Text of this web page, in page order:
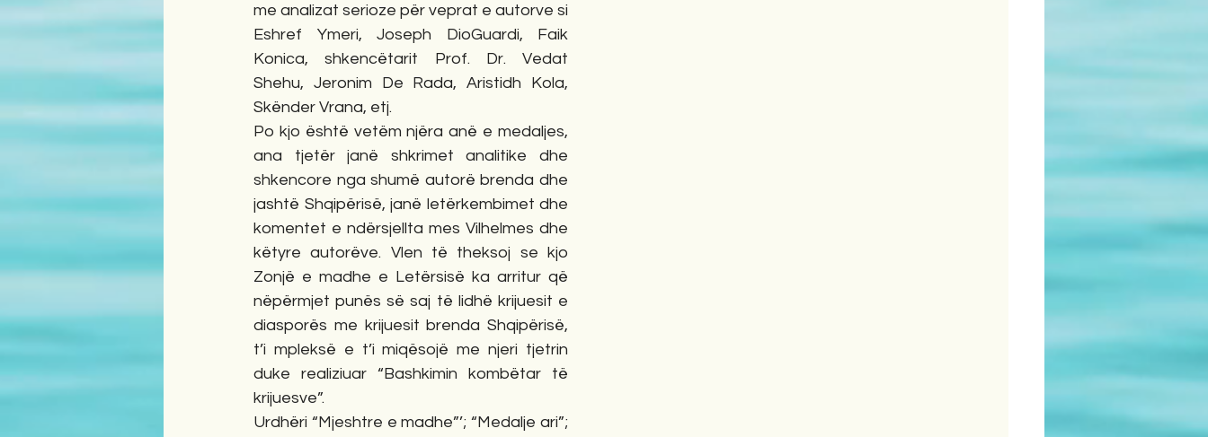
me analizat serioze për veprat e autorve si
Eshref Ymeri, Joseph DioGuardi, Faik
Konica, shkencëtarit Prof. Dr. Vedat
Shehu, Jeronim De Rada, Aristidh Kola,
Skënder Vrana, etj.
Po kjo është vetëm njëra anë e medaljes,
ana tjetër janë shkrimet analitike dhe
shkencore nga shumë autorë brenda dhe
jashtë Shqipërisë, janë letërkembimet dhe
komentet e ndërsjellta mes Vilhelmes dhe
këtyre autorëve. Vlen të theksoj se kjo
Zonjë e madhe e Letërsisë ka arritur që
nëpërmjet punës së saj të lidhë krijuesit e
diasporës me krijuesit brenda Shqipërisë,
t’i mpleksë e t’i miqësojë me njeri tjetrin
duke realiziuar “Bashkimin kombëtar të
krijuesve”.
Urdhëri “Mjeshtre e madhe”’; “Medalje ari”;